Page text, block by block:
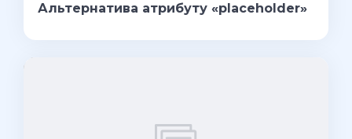
Альтернатива атрибуту «placeholder»